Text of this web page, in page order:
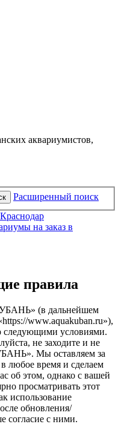
аквариумистов,
Расширенный поиск
правила
(в дальнейшем
www.aquakuban.ru»),
следующими условиями.
не заходите и не
Мы оставляем за
любое время и сделаем
об этом, однако с вашей
просматривать этот
использование
обновления/
согласие с ними.